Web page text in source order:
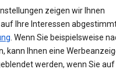
zeigen wir Ihnen
Ihre Interessen
. Wenn Sie beispielsweise
kann Ihnen eine
werden, wenn Sie